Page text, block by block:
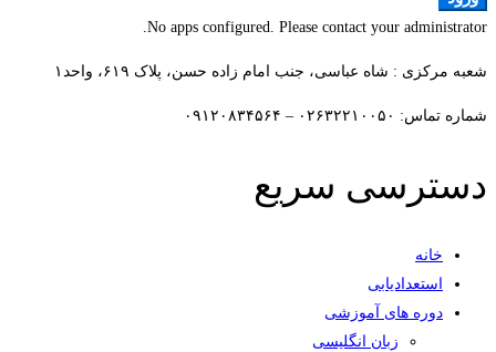
No apps configured. Please contact your administrator.
شعبه مرکزی : شاه عباسی، جنب امام زاده حسن، پلاک ۶۱۹، واحد۱​
شماره تماس: ۰۲۶۳۲۲۱۰۰۵۰ – ۰۹۱۲۰۸۳۴۵۶۴
دسترسی سریع
خانه
استعدادیابی
دوره های آموزشی
زبان انگلیسی